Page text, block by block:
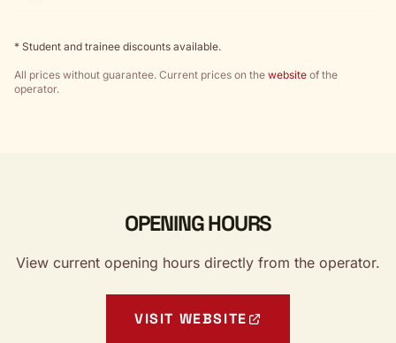
* Student and trainee discounts available.
All prices without guarantee. Current prices on the website of the
operator.
OPENING HOURS
View current opening hours directly from the operator.
VISIT WEBSITE